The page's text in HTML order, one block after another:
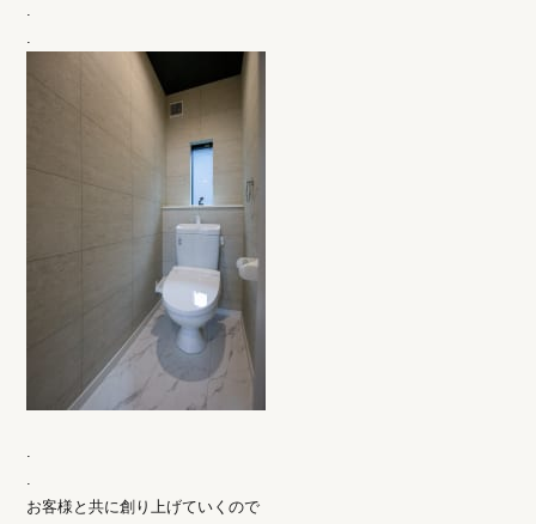
.
.
.
.
お客様と共に創り上げていくので